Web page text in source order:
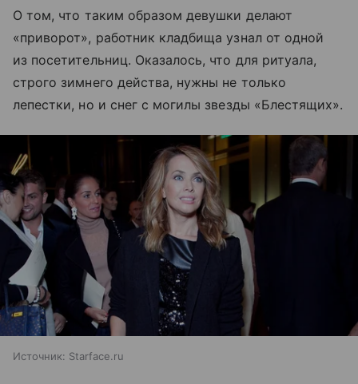
О том, что таким образом девушки делают
«приворот», работник кладбища узнал от одной
из посетительниц. Оказалось, что для ритуала,
строго зимнего действа, нужны не только
лепестки, но и снег с могилы звезды «Блестящих».
Источник: Starface.ru